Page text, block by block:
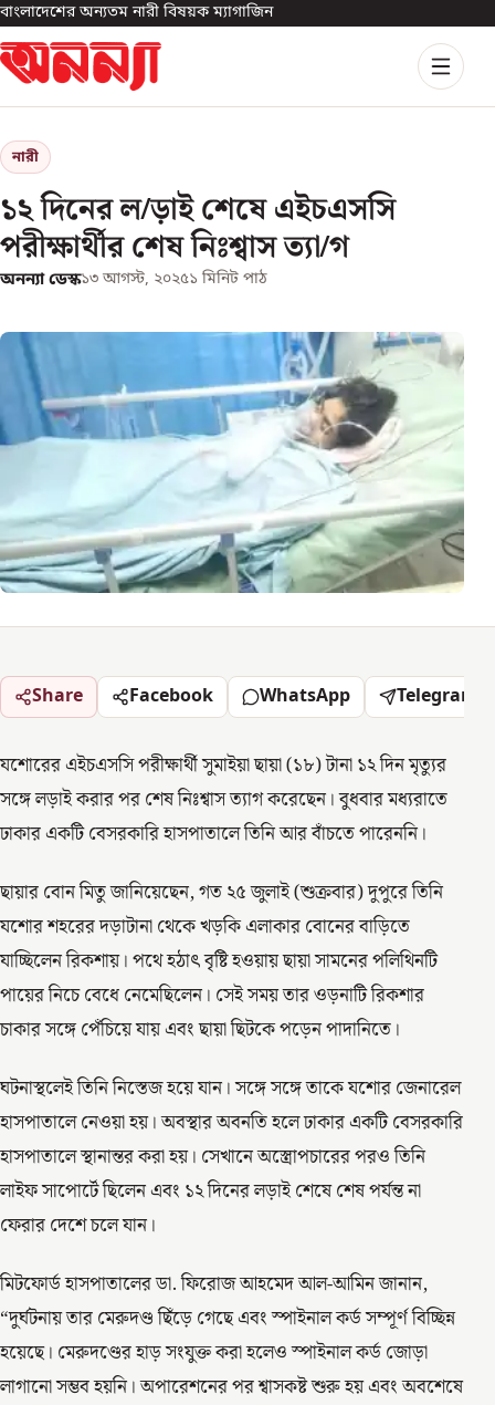
বাংলাদেশের অন্যতম নারী বিষয়ক ম্যাগাজিন
নারী
১২ দিনের ল/ড়াই শেষে এইচএসসি
পরীক্ষার্থীর শেষ নিঃশ্বাস ত্যা/গ
অনন্যা ডেস্ক১৩ আগস্ট, ২০২৫১ মিনিট পাঠ
Share Facebook WhatsApp Telegram
যশোরের এইচএসসি পরীক্ষার্থী সুমাইয়া ছায়া (১৮) টানা ১২ দিন মৃত্যুর
সঙ্গে লড়াই করার পর শেষ নিঃশ্বাস ত্যাগ করেছেন। বুধবার মধ্যরাতে
ঢাকার একটি বেসরকারি হাসপাতালে তিনি আর বাঁচতে পারেননি।
ছায়ার বোন মিতু জানিয়েছেন, গত ২৫ জুলাই (শুক্রবার) দুপুরে তিনি
যশোর শহরের দড়াটানা থেকে খড়কি এলাকার বোনের বাড়িতে
যাচ্ছিলেন রিকশায়। পথে হঠাৎ বৃষ্টি হওয়ায় ছায়া সামনের পলিথিনটি
পায়ের নিচে বেধে নেমেছিলেন। সেই সময় তার ওড়নাটি রিকশার
চাকার সঙ্গে পেঁচিয়ে যায় এবং ছায়া ছিটকে পড়েন পাদানিতে।
ঘটনাস্থলেই তিনি নিস্তেজ হয়ে যান। সঙ্গে সঙ্গে তাকে যশোর জেনারেল
হাসপাতালে নেওয়া হয়। অবস্থার অবনতি হলে ঢাকার একটি বেসরকারি
হাসপাতালে স্থানান্তর করা হয়। সেখানে অস্ত্রোপচারের পরও তিনি
লাইফ সাপোর্টে ছিলেন এবং ১২ দিনের লড়াই শেষে শেষ পর্যন্ত না
ফেরার দেশে চলে যান।
মিটফোর্ড হাসপাতালের ডা. ফিরোজ আহমেদ আল-আমিন জানান,
“দুর্ঘটনায় তার মেরুদণ্ড ছিঁড়ে গেছে এবং স্পাইনাল কর্ড সম্পূর্ণ বিচ্ছিন্ন
হয়েছে। মেরুদণ্ডের হাড় সংযুক্ত করা হলেও স্পাইনাল কর্ড জোড়া
লাগানো সম্ভব হয়নি। অপারেশনের পর শ্বাসকষ্ট শুরু হয় এবং অবশেষে